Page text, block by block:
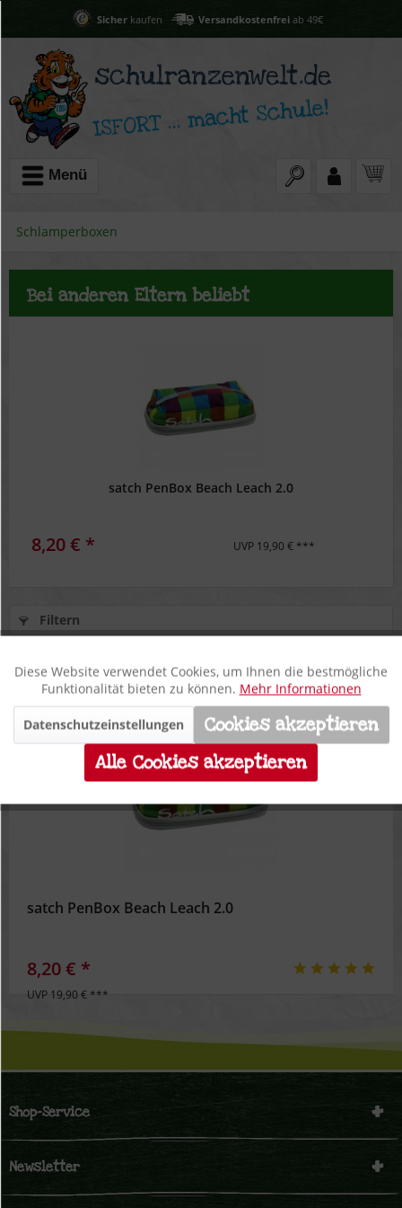
Sicherkaufen Versandkostenfreiab 49€
Menü
Schlamperboxen
Bei anderen Eltern beliebt
satch PenBox Beach Leach 2.0
8,20 € * UVP 19,90 € ***
Filtern
59%**
satch PenBox Beach Leach 2.0
8,20 € *
UVP 19,90 € ***
Shop-Service
Newsletter
Funktionale Aktiv
Marketing Inaktiv
Inaktiv
Diese Website verwendet Cookies, um Ihnen die bestmögliche
Funktionalität bieten zu können. Mehr Informationen
Datenschutzeinstellungen
Cookies akzeptieren
Alle Cookies akzeptieren